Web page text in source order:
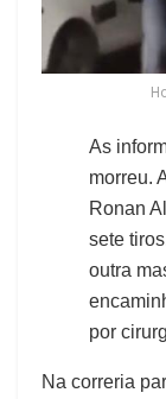
As
morreu.
Ronan
sete
outra
por
Na correria